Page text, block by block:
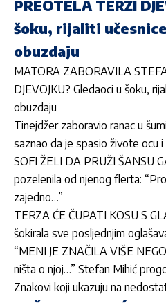
PREOTELA TERZI
šoku, rijaliti
obuzdaju
MATORA ZABORAVILA
DJEVOJKU? Gledaoci u šoku,
obuzdaju
Tinejdžer zaboravio ranac u
saznao da je spasio živote ocu i
SOFI ŽELI DA PRUŽI ŠANSU
pozelenila od njenog flerta:
zajedno…”
TERZA ĆE ČUPATI KOSU S
šokirala sve posljednjim
“MENI JE ZNAČILA VIŠE
ništa o njoj…” Stefan Mihić
Znakovi koji ukazuju na